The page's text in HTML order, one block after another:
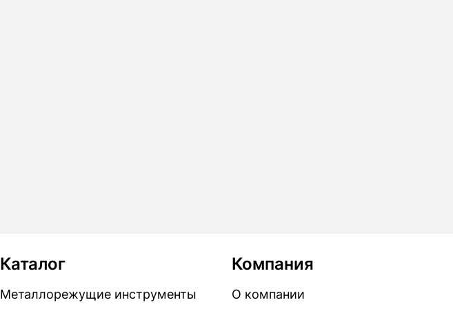
Каталог
Металлорежущие инструменты
Компания
О компании